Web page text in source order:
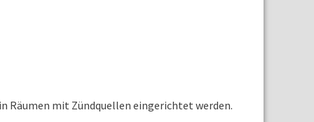
Räumen mit Zündquellen eingerichtet werden.